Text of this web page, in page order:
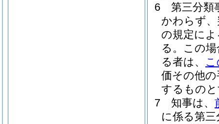
6
第三分類
かわらず
の規定に
る。 この
る者は、
価その他
するもの
7
知事は、
に係る第